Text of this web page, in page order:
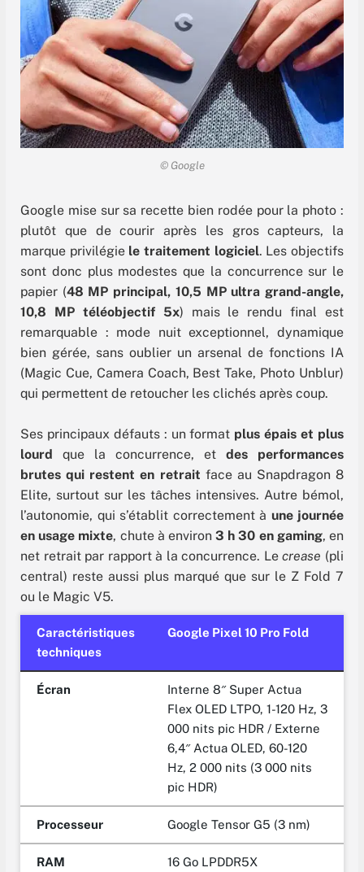
© Google
Google mise sur sa recette bien rodée pour la photo :
plutôt que de courir après les gros capteurs, la
marque privilégie le traitement logiciel. Les objectifs
sont donc plus modestes que la concurrence sur le
papier (48 MP principal, 10,5 MP ultra grand-angle,
10,8 MP téléobjectif 5x) mais le rendu final est
remarquable : mode nuit exceptionnel, dynamique
bien gérée, sans oublier un arsenal de fonctions IA
(Magic Cue, Camera Coach, Best Take, Photo Unblur)
qui permettent de retoucher les clichés après coup.
Ses principaux défauts : un format plus épais et plus
lourd que la concurrence, et des performances
brutes qui restent en retrait face au Snapdragon 8
Elite, surtout sur les tâches intensives. Autre bémol,
l’autonomie, qui s’établit correctement à une journée
en usage mixte, chute à environ3 h 30 en gaming, en
net retrait par rapport à la concurrence. Lecrease (pli
central) reste aussi plus marqué que sur le Z Fold 7
ou le Magic V5.
Caractéristiques
techniques
Google Pixel 10 Pro Fold
Écran
Interne 8″ Super Actua
Flex OLED LTPO, 1-120 Hz, 3
000 nits pic HDR / Externe
6,4″ Actua OLED, 60-120
Hz, 2 000 nits (3 000 nits
pic HDR)
Processeur Google Tensor G5 (3 nm)
RAM 16 Go LPDDR5X